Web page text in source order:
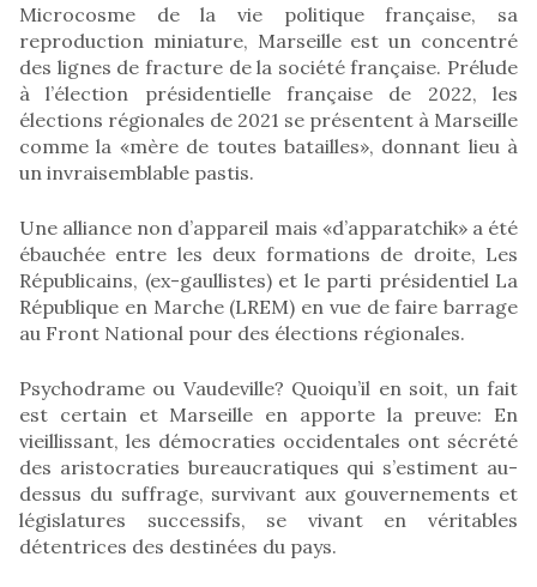
Microcosme de la vie politique française, sa
reproduction miniature, Marseille est un concentré
des lignes de fracture de la société française. Prélude
à l’élection présidentielle française de 2022, les
élections régionales de 2021 se présentent à Marseille
comme la «mère de toutes batailles», donnant lieu à
un invraisemblable pastis.
Une alliance non d’appareil mais «d’apparatchik» a été
ébauchée entre les deux formations de droite, Les
Républicains, (ex-gaullistes) et le parti présidentiel La
République en Marche (LREM) en vue de faire barrage
au Front National pour des élections régionales.
Psychodrame ou Vaudeville? Quoiqu’il en soit, un fait
est certain et Marseille en apporte la preuve: En
vieillissant, les démocraties occidentales ont sécrété
des aristocraties bureaucratiques qui s’estiment au-
dessus du suffrage, survivant aux gouvernements et
législatures successifs, se vivant en véritables
détentrices des destinées du pays.